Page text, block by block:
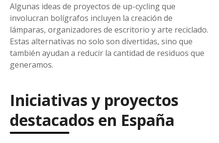
Algunas ideas de proyectos de up-cycling que
involucran bolígrafos incluyen la creación de
lámparas, organizadores de escritorio y arte reciclado.
Estas alternativas no solo son divertidas, sino que
también ayudan a reducir la cantidad de residuos que
generamos.
Iniciativas y proyectos
destacados en España